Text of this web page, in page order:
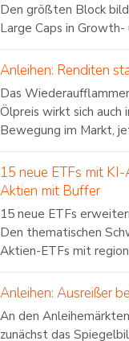
Den größten Block
Large Caps in Growth-
Anleihen: Renditen
Das
Ölpreis wirkt sich auch
Bewegung im Markt,
15 neue ETFs mit
Aktien mit Buffer
15 neue ETFs
Den thematischen
Aktien-ETFs mit
Anleihen: Ausreißer
An den
zunächst das